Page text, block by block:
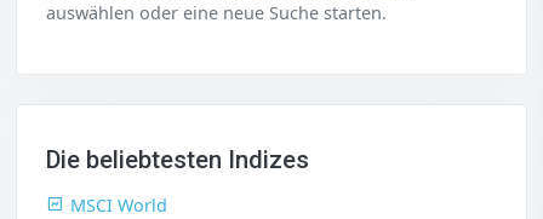
auswählen oder eine neue Suche starten.
Die beliebtesten Indizes
MSCI World